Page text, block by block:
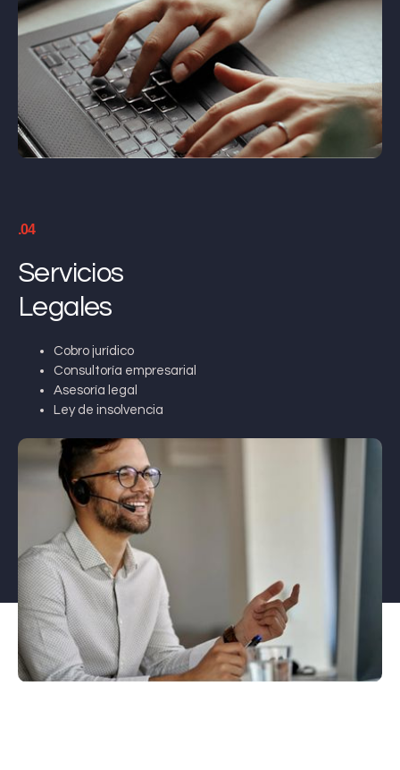
.04
Servicios
Legales
Cobro jurídico
Consultoría empresarial
Asesoría legal
Ley de insolvencia